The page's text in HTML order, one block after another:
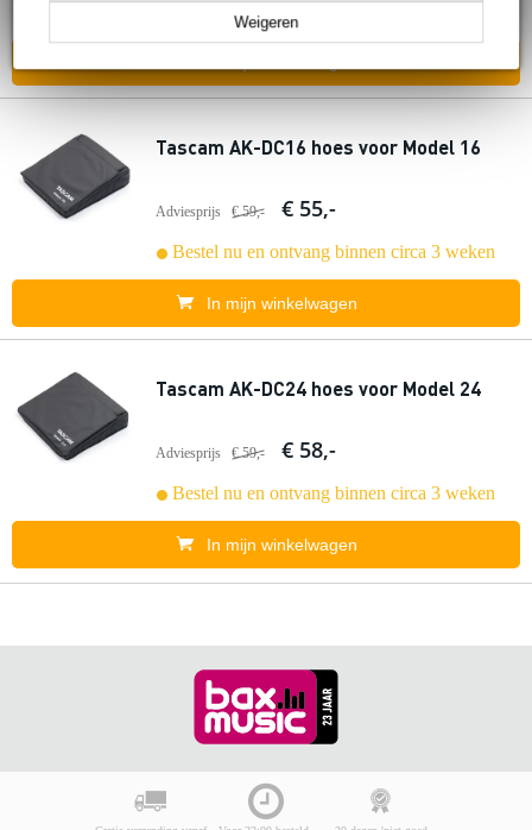
Weigeren
Tascam AK-DC16 hoes voor Model 16
Adviesprijs € 59,- € 55,-
Bestel nu en ontvang binnen circa 3 weken
In mijn winkelwagen
Tascam AK-DC24 hoes voor Model 24
Adviesprijs € 59,- € 58,-
Bestel nu en ontvang binnen circa 3 weken
In mijn winkelwagen